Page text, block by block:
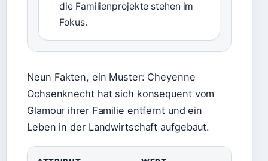
die Familienprojekte stehen im
Fokus.
Neun Fakten, ein Muster: Cheyenne
Ochsenknecht hat sich konsequent vom
Glamour ihrer Familie entfernt und ein
Leben in der Landwirtschaft aufgebaut.